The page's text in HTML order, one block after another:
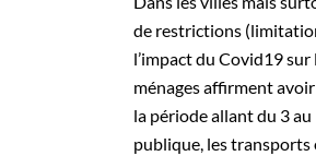
de restrictions
l’impact du Covid19 sur
ménages affirment
la période allant du 3
publique, les transports